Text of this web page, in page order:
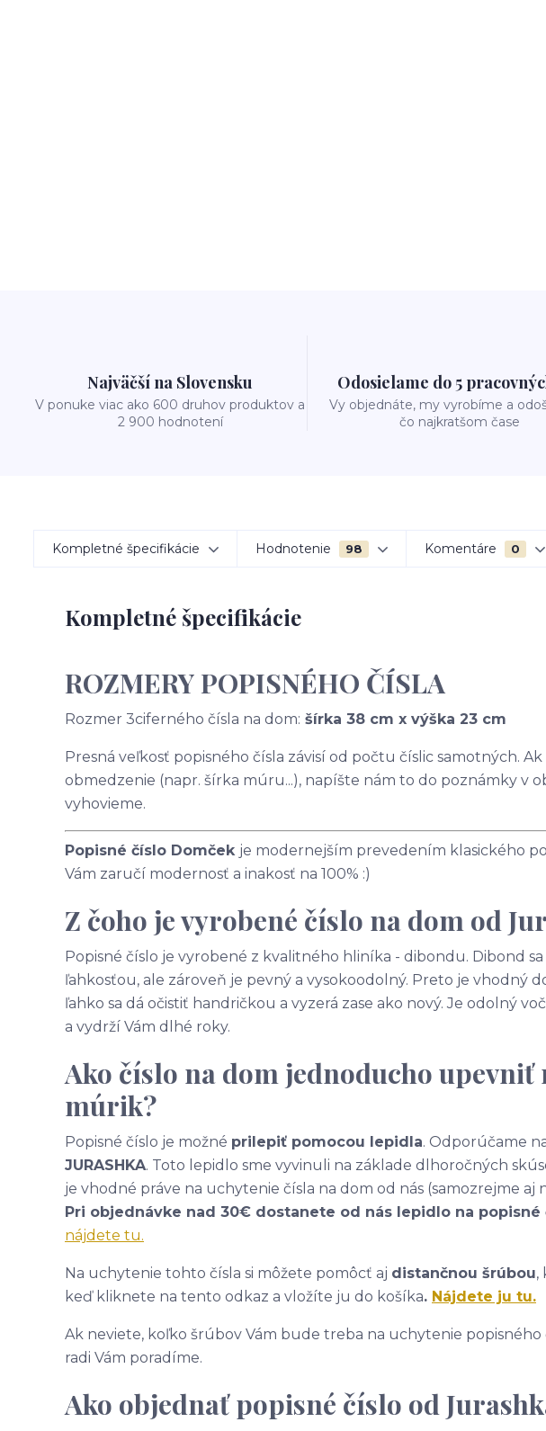
Najväčší na Slovensku
V ponuke viac ako 600 druhov produktov a
2 900 hodnotení
Odosielame do 5
Vy objednáte, my vyrobíme a
čo najkratšom čase
Kompletné špecifikácie Hodnotenie 98 Komentáre 0
Kompletné špecifikácie
ROZMERY POPISNÉHO ČÍSLA
Rozmer 3ciferného čísla na dom: šírka 38 cm x výška 23 cm
Presná veľkosť popisného čísla závisí od počtu číslic samotných.
obmedzenie (napr. šírka múru...), napíšte nám to do poznámky v
vyhovieme.
Popisné číslo Domček je modernejším prevedením klasického
Vám zaručí modernosť a inakosť na 100% :)
Z čoho je vyrobené číslo na dom od
Popisné číslo je vyrobené z kvalitného hliníka - dibondu. Dibond
ľahkosťou, ale zároveň je pevný a vysokoodolný. Preto je vhodný
ľahko sa dá očistiť handričkou a vyzerá zase ako nový. Je odolný
a vydrží Vám dlhé roky.
Ako číslo na dom jednoducho upevniť
múrik?
Popisné číslo je možné prilepiť pomocou lepidla. Odporúčame
JURASHKA. Toto lepidlo sme vyvinuli na základe dlhoročných
je vhodné práve na uchytenie čísla na dom od nás (samozrejme
Pri objednávke nad 30€ dostanete od nás lepidlo na popisné
nájdete tu.
Na uchytenie tohto čísla si môžete pomôcť aj distančnou šrúbou,
keď kliknete na tento odkaz a vložíte ju do košíka. Nájdete ju tu.
Ak neviete, koľko šrúbov Vám bude treba na uchytenie
radi Vám poradíme.
Ako objednať popisné číslo od